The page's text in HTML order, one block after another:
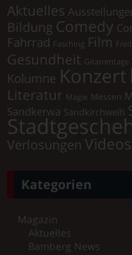
Aktuelles
Bildung Comedy
Fahrrad Fasching Film
Gesundheit Gitarrentage
Kolumne Konzert
Literatur Magie Messen
Sandkerwa Sandkirchweih
Verlosungen Videos
Kategorien
Magazin
Aktuelles
Bamberg News